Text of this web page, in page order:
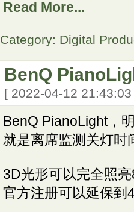
Read More...
Category: Digital
BenQ
[ 2022-04-12
BenQ PianoLight，
就是离席监测关灯时
3D光形可以完全照
官方注册可以延保到